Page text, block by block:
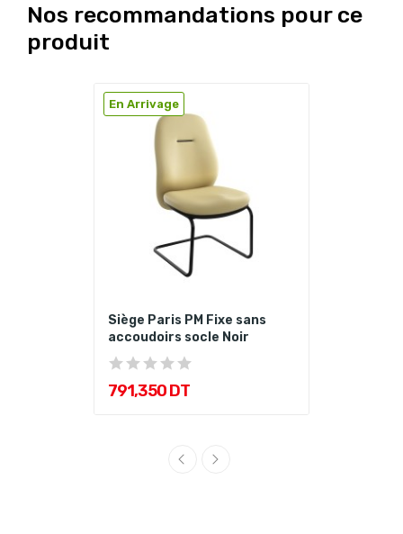
Nos recommandations pour ce
produit
En Arrivage
Siège Paris PM Fixe sans
accoudoirs socle Noir
791,350 DT